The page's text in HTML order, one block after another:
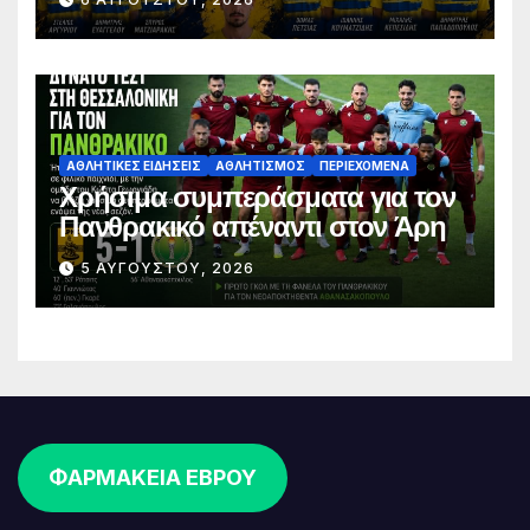
επένδυση στη νέα γενιά
ΑΘΛΗΤΙΚΈΣ ΕΙΔΉΣΕΙΣ ΑΘΛΗΤΙΣΜΌΣ ΠΕΡΙΕΧΌΜΕΝΑ
Χρήσιμα συμπεράσματα για τον
Πανθρακικό απέναντι στον Άρη
5 ΑΥΓΟΎΣΤΟΥ, 2026
ΦΑΡΜΑΚΕΙΑ ΕΒΡΟΥ